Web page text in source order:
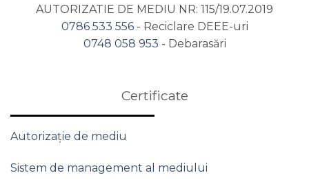
AUTORIZATIE DE MEDIU NR: 115/19.07.2019
0786 533 556 - Reciclare DEEE-uri
0748 058 953 - Debarasări
Certificate
Autorizație de mediu
Sistem de management al mediului